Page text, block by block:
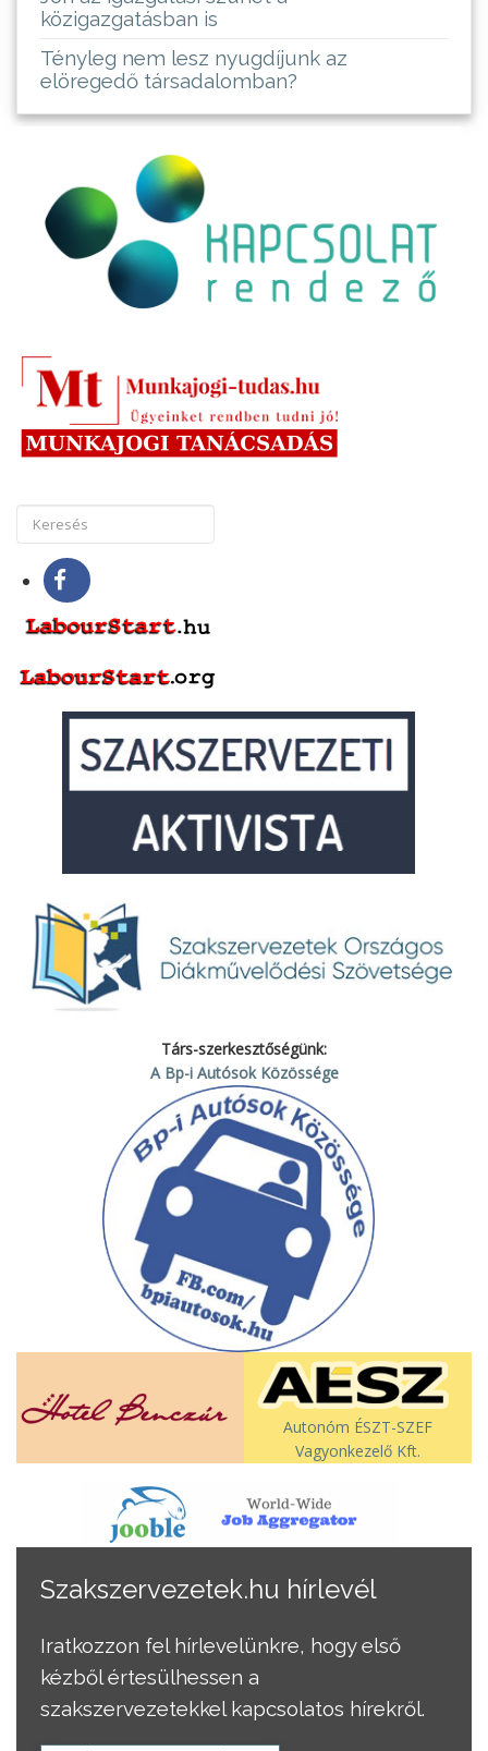
közigazgatásban is
Tényleg nem lesz nyugdíjunk az
elöregedő társadalomban?
Társ-szerkesztőségünk:
A Bp-i Autósok Közössége
Autonóm ÉSZT-SZEF
Vagyonkezelő Kft.
Szakszervezetek.hu hírlevél
Iratkozzon fel hírlevelünkre, hogy első
kézből értesülhessen a
szakszervezetekkel kapcsolatos hírekről.